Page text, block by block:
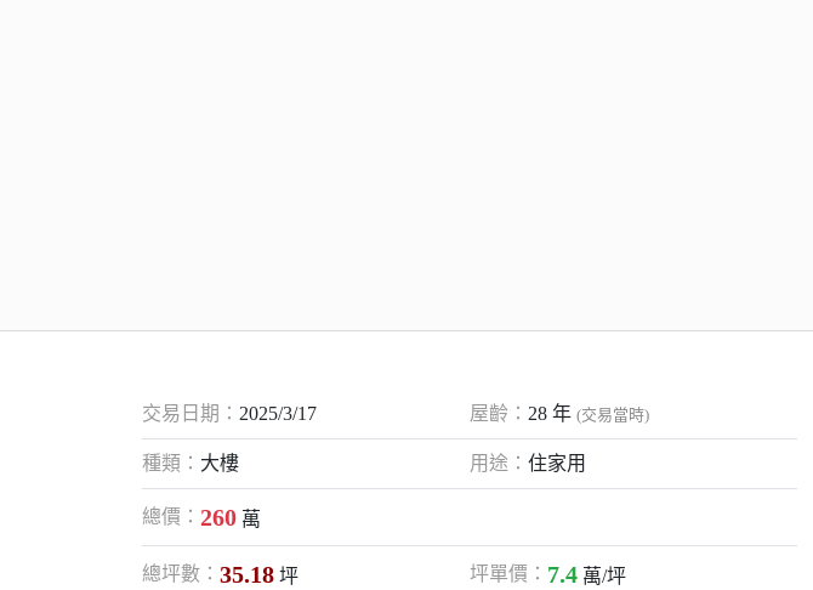
交易日期： 2025/3/17 屋齡： 28 年 (交易當時)
種類： 大樓 用途： 住家用
總價： 260 萬
總坪數： 35.18 坪 坪單價： 7.4 萬/坪